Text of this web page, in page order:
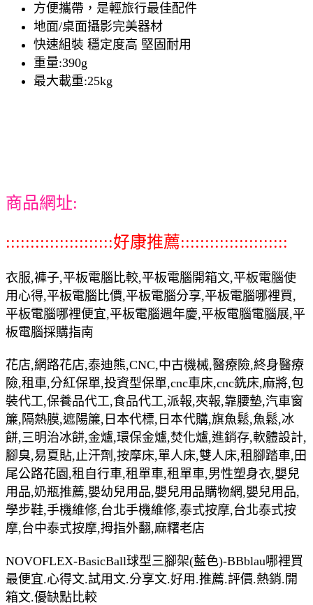
方便攜帶，是輕旅行最佳配件
地面/桌面攝影完美器材
快速組裝 穩定度高 堅固耐用
重量:390g
最大載重:25kg
商品網址:
::::::::::::::::::::::好康推薦::::::::::::::::::::::
衣服,褲子,平板電腦比較,平板電腦開箱文,平板電腦使
用心得,平板電腦比價,平板電腦分享,平板電腦哪裡買,
平板電腦哪裡便宜,平板電腦週年慶,平板電腦電腦展,平
板電腦採購指南
花店,網路花店,泰迪熊,CNC,中古機械,醫療險,終身醫療
險,租車,分紅保單,投資型保單,cnc車床,cnc銑床,麻將,包
裝代工,保養品代工,食品代工,派報,夾報,靠腰墊,汽車窗
簾,隔熱膜,遮陽簾,日本代標,日本代購,旗魚鬆,魚鬆,冰
餅,三明治冰餅,金爐,環保金爐,焚化爐,進銷存,軟體設計,
腳臭,易夏貼,止汗劑,按摩床,單人床,雙人床,租腳踏車,田
尾公路花園,租自行車,租單車,租單車,男性塑身衣,嬰兒
用品,奶瓶推薦,嬰幼兒用品,嬰兒用品購物網,嬰兒用品,
學步鞋,手機維修,台北手機維修,泰式按摩,台北泰式按
摩,台中泰式按摩,拇指外翻,麻糬老店
NOVOFLEX-BasicBall球型三腳架(藍色)-BBblau哪裡買
最便宜.心得文.試用文.分享文.好用.推薦.評價.熱銷.開
箱文.優缺點比較